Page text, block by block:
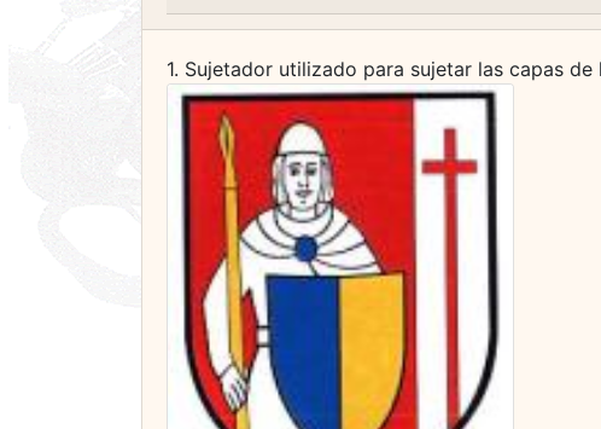
1. Sujetador utilizado para sujetar las capas